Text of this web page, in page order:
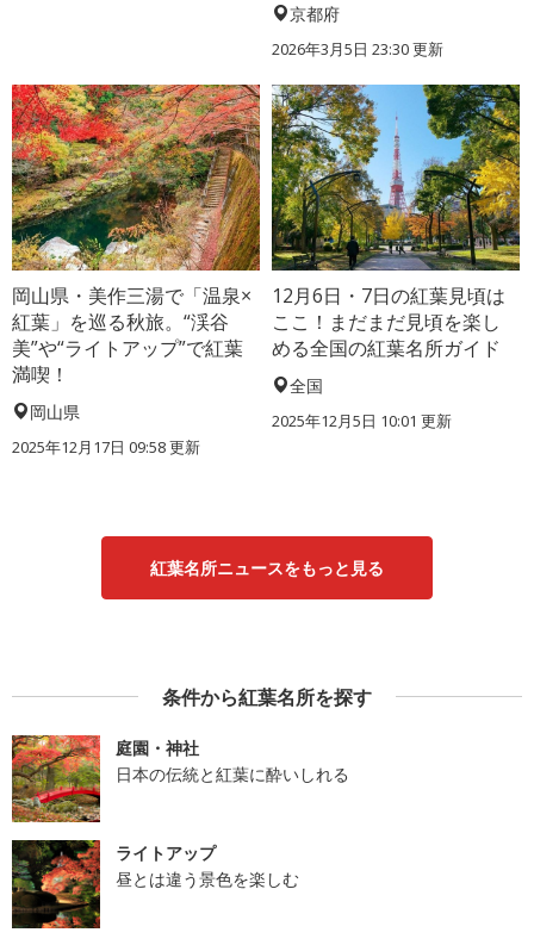
京都府
2026年3月5日 23:30 更新
岡山県・美作三湯で「温泉×
紅葉」を巡る秋旅。“渓谷
美”や“ライトアップ”で紅葉
満喫！
岡山県
2025年12月17日 09:58 更新
12月6日・7日の紅葉見頃は
ここ！まだまだ見頃を楽し
める全国の紅葉名所ガイド
全国
2025年12月5日 10:01 更新
紅葉名所ニュースをもっと見る
条件から紅葉名所を探す
庭園・神社
日本の伝統と紅葉に酔いしれる
ライトアップ
昼とは違う景色を楽しむ